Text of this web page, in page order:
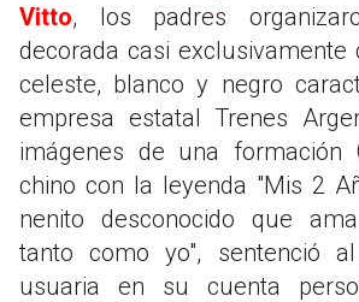
Vitto, los padres
decorada casi exclusivamente
celeste, blanco y negro
empresa estatal Trenes
imágenes de una formación
chino con la leyenda "Mis 2
nenito desconocido que
tanto como yo", sentenció
usuaria en su cuenta